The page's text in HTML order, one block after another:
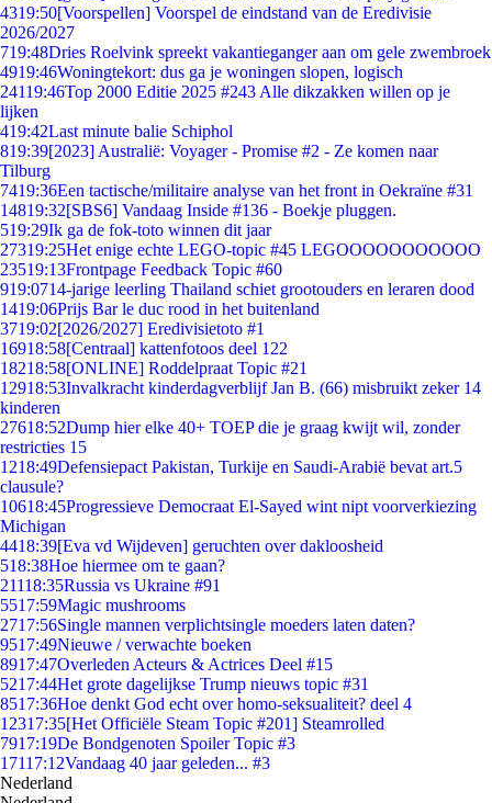
4319:50[Voorspellen] Voorspel de eindstand van de Eredivisie
2026/2027
719:48Dries Roelvink spreekt vakantieganger aan om gele zwembroek
4919:46Woningtekort: dus ga je woningen slopen, logisch
24119:46Top 2000 Editie 2025 #243 Alle dikzakken willen op je
lijken
419:42Last minute balie Schiphol
819:39[2023] Australië: Voyager - Promise #2 - Ze komen naar
Tilburg
7419:36Een tactische/militaire analyse van het front in Oekraïne #31
14819:32[SBS6] Vandaag Inside #136 - Boekje pluggen.
519:29Ik ga de fok-toto winnen dit jaar
27319:25Het enige echte LEGO-topic #45 LEGOOOOOOOOOOO
23519:13Frontpage Feedback Topic #60
919:0714-jarige leerling Thailand schiet grootouders en leraren dood
1419:06Prijs Bar le duc rood in het buitenland
3719:02[2026/2027] Eredivisietoto #1
16918:58[Centraal] kattenfotoos deel 122
18218:58[ONLINE] Roddelpraat Topic #21
12918:53Invalkracht kinderdagverblijf Jan B. (66) misbruikt zeker 14
kinderen
27618:52Dump hier elke 40+ TOEP die je graag kwijt wil, zonder
restricties 15
1218:49Defensiepact Pakistan, Turkije en Saudi-Arabië bevat art.5
clausule?
10618:45Progressieve Democraat El-Sayed wint nipt voorverkiezing
Michigan
4418:39[Eva vd Wijdeven] geruchten over dakloosheid
518:38Hoe hiermee om te gaan?
21118:35Russia vs Ukraine #91
5517:59Magic mushrooms
2717:56Single mannen verplichtsingle moeders laten daten?
9517:49Nieuwe / verwachte boeken
8917:47Overleden Acteurs & Actrices Deel #15
5217:44Het grote dagelijkse Trump nieuws topic #31
8517:36Hoe denkt God echt over homo-seksualiteit? deel 4
12317:35[Het Officiële Steam Topic #201] Steamrolled
7917:19De Bondgenoten Spoiler Topic #3
17117:12Vandaag 40 jaar geleden... #3
Nederland